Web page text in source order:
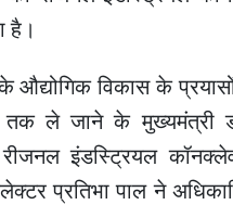
है।
औद्योगिक विकास के
तक ले जाने के मुख्यमंत्री
इंडस्ट्रियल
प्रतिभा पाल ने